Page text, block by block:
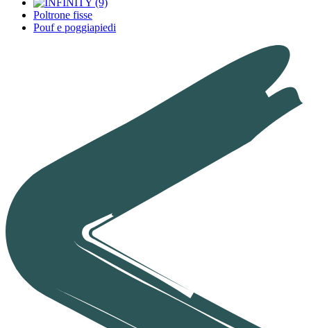
Poltrone fisse
Pouf e poggiapiedi